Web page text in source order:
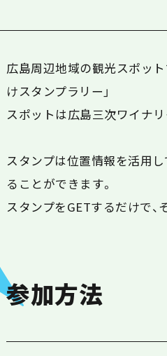
広島周辺地域の観光スポット
けスタンプラリー」
スポットは広島三次ワイナリ
スタンプは位置情報を活用
ることができます。
スタンプをGETするだけで、
参加方法